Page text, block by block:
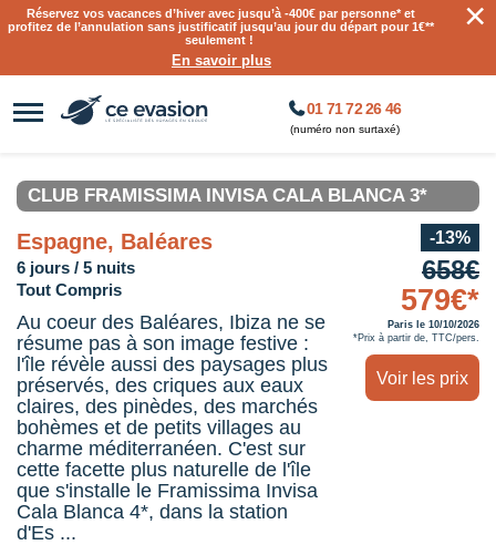
Réservez vos vacances d’hiver avec jusqu’à-400€ par personne* et
profitez de l’annulation sans justificatif jusqu’au jour du départ pour 1€**
seulement !
En savoir plus
×
01 71 72 26 46
(numéro non surtaxé)
CLUB FRAMISSIMA INVISA CALA BLANCA 3*
Espagne, Baléares
6 jours / 5 nuits
Tout Compris
Au coeur des Baléares, Ibiza ne se
résume pas à son image festive :
l'île révèle aussi des paysages plus
préservés, des criques aux eaux
claires, des pinèdes, des marchés
bohèmes et de petits villages au
charme méditerranéen. C'est sur
cette facette plus naturelle de l'île
que s'installe le Framissima Invisa
Cala Blanca 4*, dans la station
d'Es ...
-13%
658€
579€*
Paris le 10/10/2026
*Prix à partir de, TTC/pers.
Voir les prix